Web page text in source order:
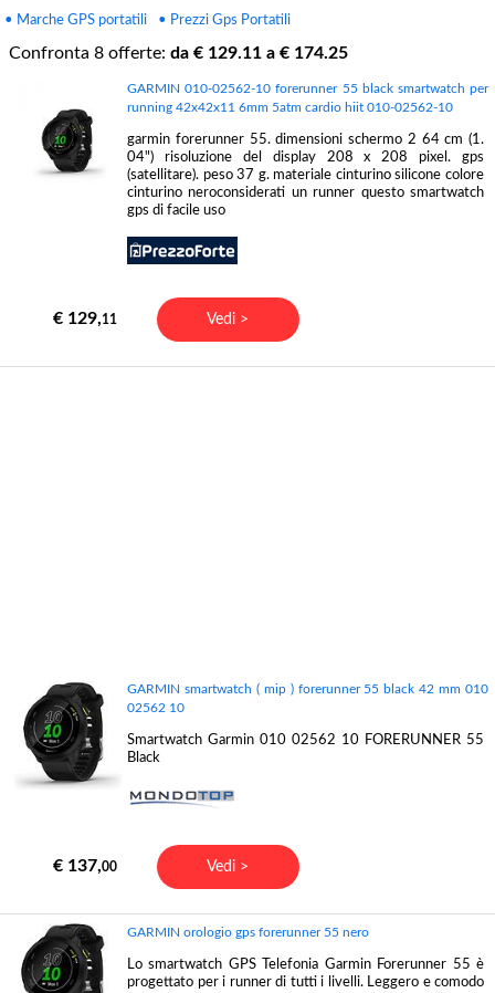
• Marche GPS portatili • Prezzi Gps Portatili
Confronta 8 offerte: da € 129.11 a € 174.25
GARMIN 010-02562-10 forerunner 55 black smartwatch per
running 42x42x11 6mm 5atm cardio hiit 010-02562-10
garmin forerunner 55. dimensioni schermo 2 64 cm (1.
04") risoluzione del display 208 x 208 pixel. gps
(satellitare). peso 37 g. materiale cinturino silicone colore
cinturino neroconsiderati un runner questo smartwatch
gps di facile uso
€ 129,11 Vedi >
GARMIN smartwatch ( mip ) forerunner 55 black 42 mm 010
02562 10
Smartwatch Garmin 010 02562 10 FORERUNNER 55
Black
€ 137,00 Vedi >
GARMIN orologio gps forerunner 55 nero
Lo smartwatch GPS Telefonia Garmin Forerunner 55 è
progettato per i runner di tutti i livelli. Leggero e comodo